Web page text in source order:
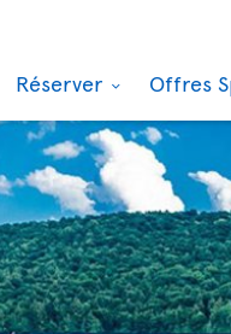
Réserver Offres